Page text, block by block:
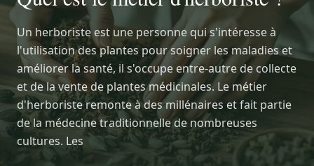
Un herboriste est une personne qui s'intéresse à
l'utilisation des plantes pour soigner les maladies et
améliorer la santé, il s'occupe entre-autre de collecte
et de la vente de plantes médicinales. Le métier
d'herboriste remonte à des millénaires et fait partie
de la médecine traditionnelle de nombreuses
cultures. Les